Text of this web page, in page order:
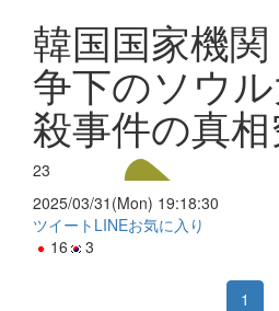
韓国国家機
争下のソウ
殺事件の真
23
2025/03/31(Mon) 19:18:30
ツイート LINEお気に入り
16
3
1